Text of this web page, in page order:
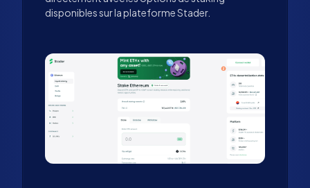
disponibles sur la plateforme Stader.